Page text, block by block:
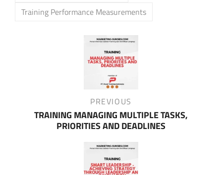
Training Performance Measurements
PREVIOUS
TRAINING MANAGING MULTIPLE TASKS,
PRIORITIES AND DEADLINES